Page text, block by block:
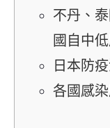
不丹、
國自中
日本防
各國感